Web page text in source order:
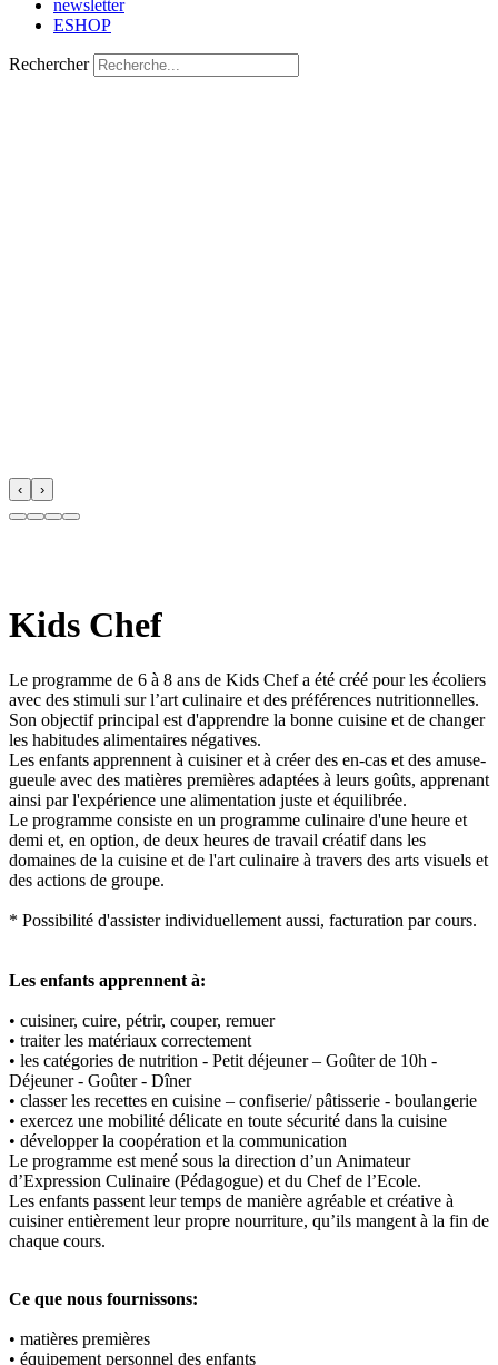
newsletter
ESHOP
Rechercher
‹ ›
Kids Chef
Le programme de 6 à 8 ans de Kids Chef a été créé pour les écoliers
avec des stimuli sur l’art culinaire et des préférences nutritionnelles.
Son objectif principal est d'apprendre la bonne cuisine et de changer
les habitudes alimentaires négatives.
Les enfants apprennent à cuisiner et à créer des en-cas et des amuse-
gueule avec des matières premières adaptées à leurs goûts, apprenant
ainsi par l'expérience une alimentation juste et équilibrée.
Le programme consiste en un programme culinaire d'une heure et
demi et, en option, de deux heures de travail créatif dans les
domaines de la cuisine et de l'art culinaire à travers des arts visuels et
des actions de groupe.
* Possibilité d'assister individuellement aussi, facturation par cours.
Les enfants apprennent à:
• cuisiner, cuire, pétrir, couper, remuer
• traiter les matériaux correctement
• les catégories de nutrition - Petit déjeuner – Goûter de 10h -
Déjeuner - Goûter - Dîner
• classer les recettes en cuisine – confiserie/ pâtisserie - boulangerie
• exercez une mobilité délicate en toute sécurité dans la cuisine
• développer la coopération et la communication
Le programme est mené sous la direction d’un Animateur
d’Expression Culinaire (Pédagogue) et du Chef de l’Ecole.
Les enfants passent leur temps de manière agréable et créative à
cuisiner entièrement leur propre nourriture, qu’ils mangent à la fin de
chaque cours.
Ce que nous fournissons:
• matières premières
• équipement personnel des enfants